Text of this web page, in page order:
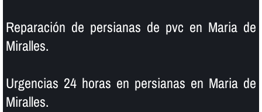
Reparación de persianas de pvc en Maria de
Miralles.
Urgencias 24 horas en persianas en Maria de
Miralles.